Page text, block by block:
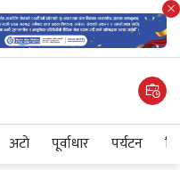
अटाे पूर्वाधार पर्यटन